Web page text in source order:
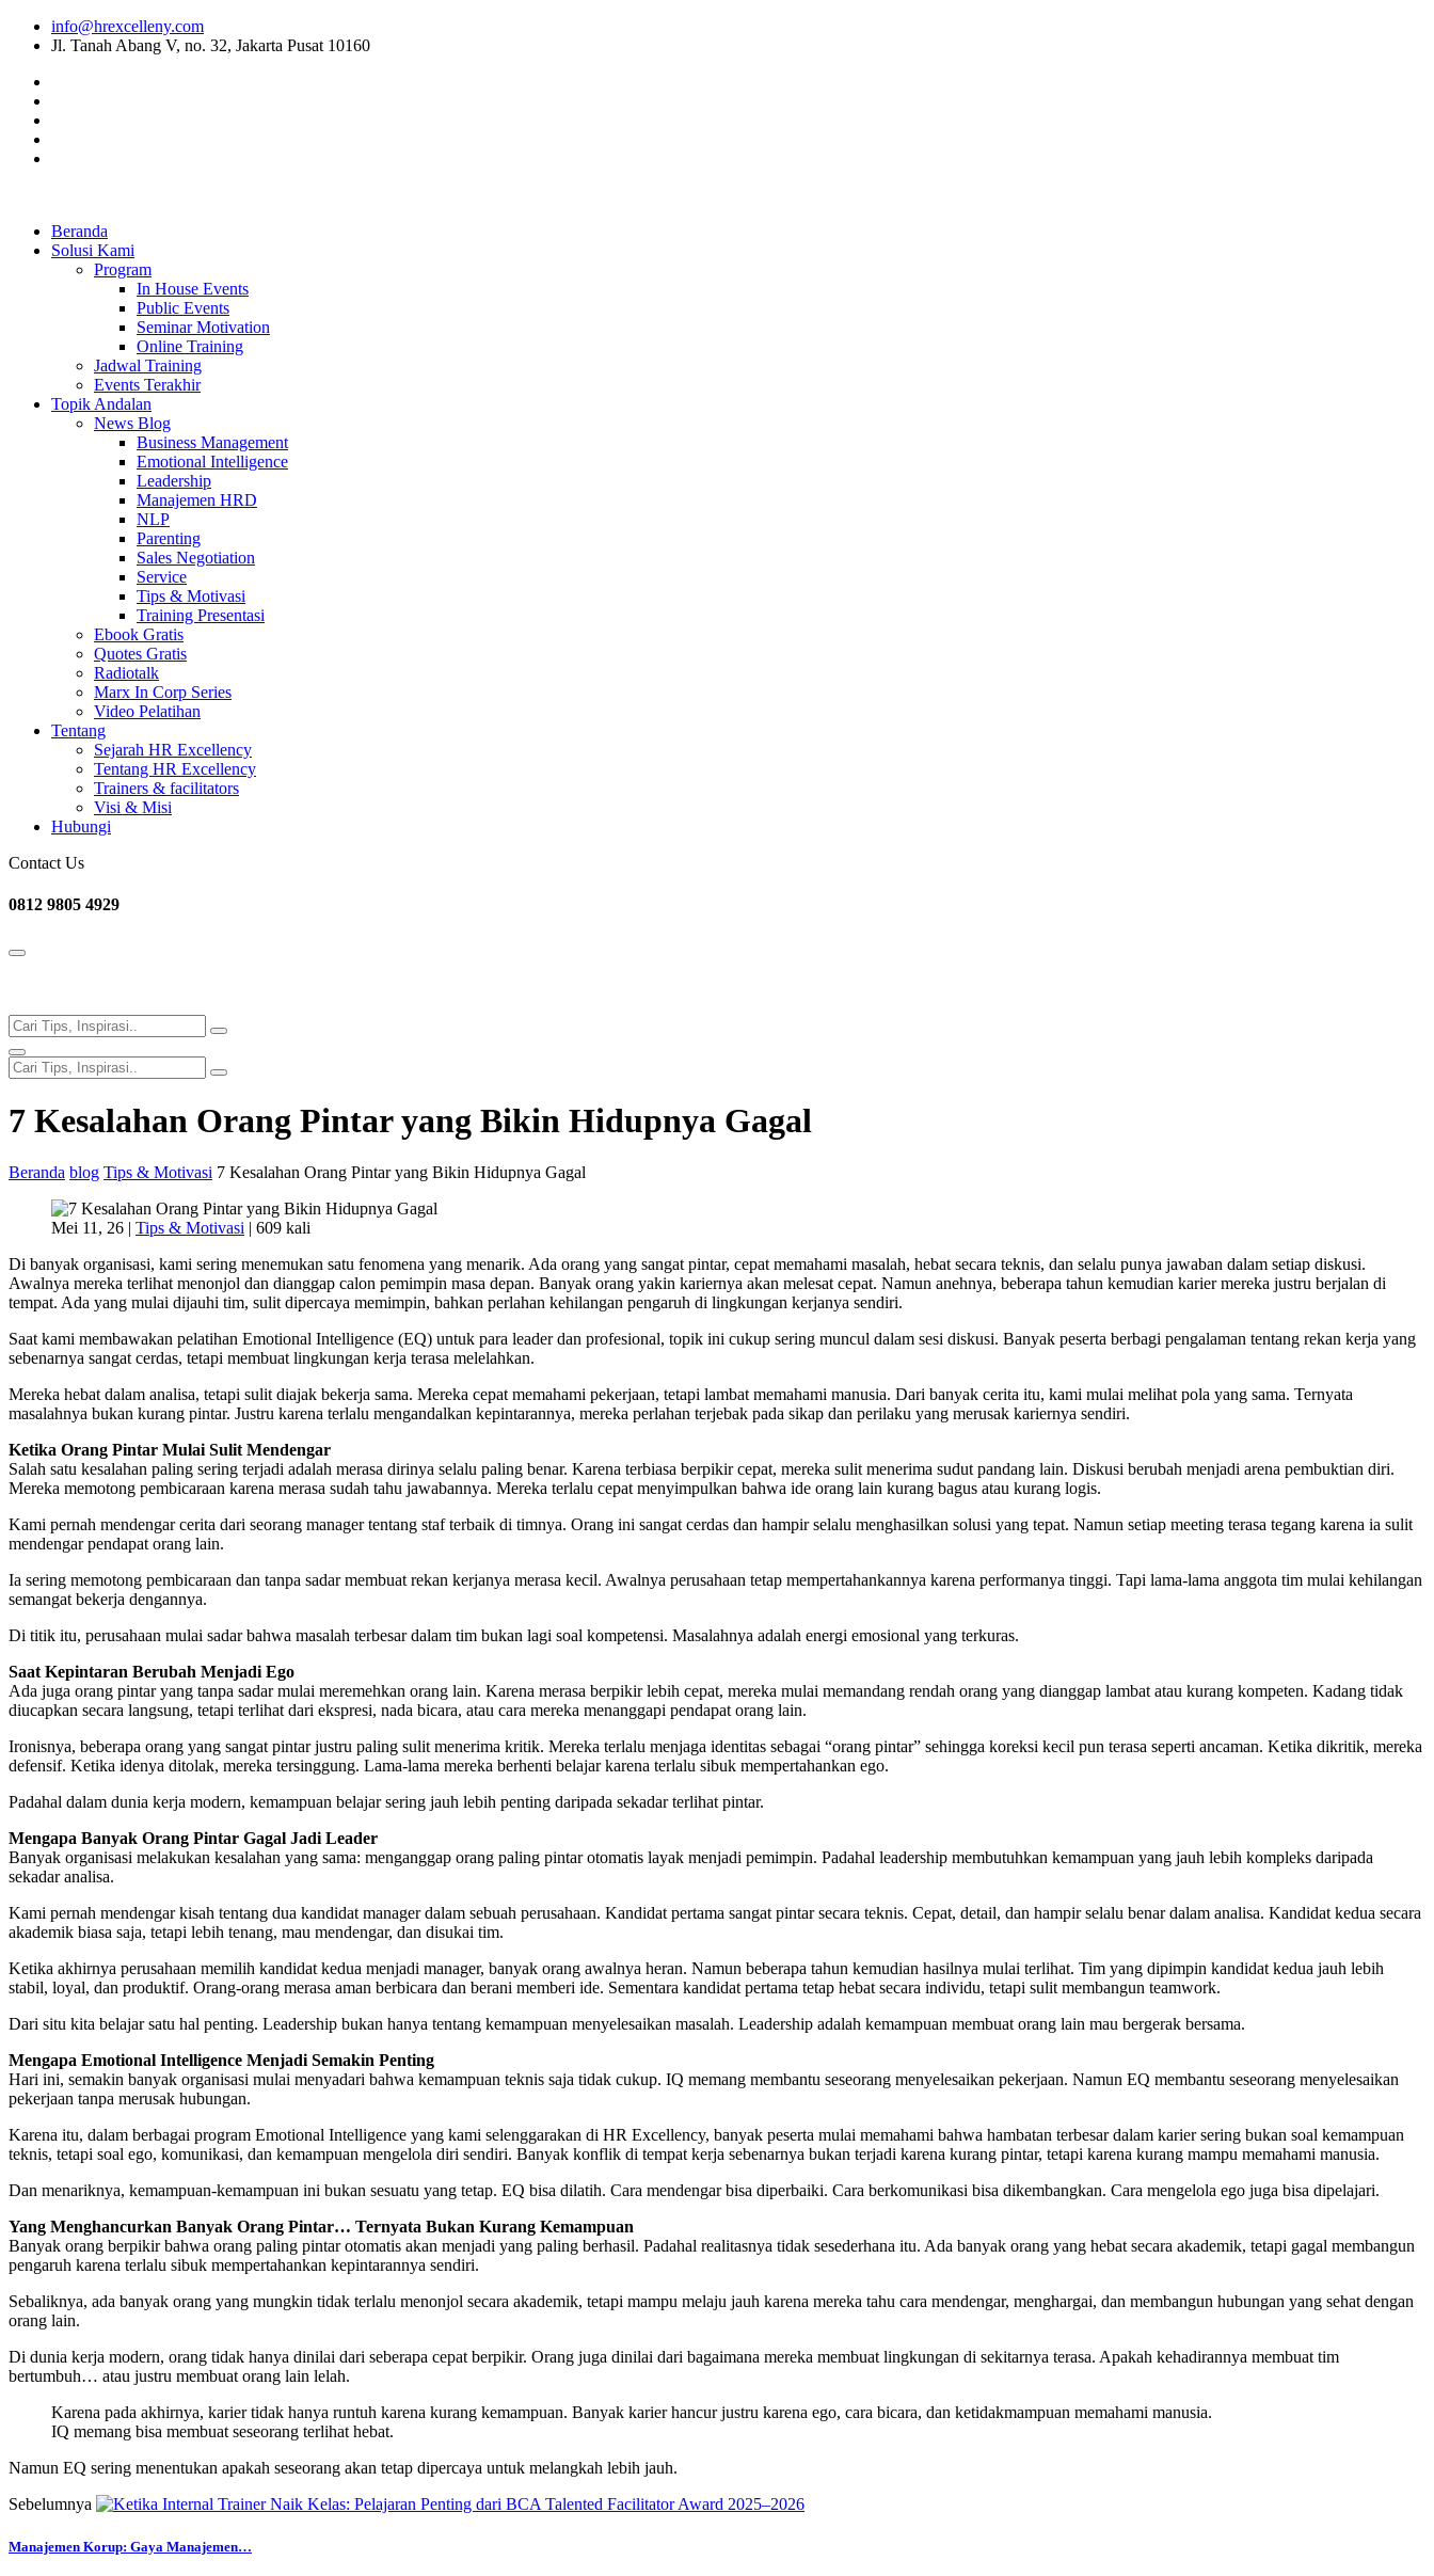
info@hrexcelleny.com
Jl. Tanah Abang V, no. 32, Jakarta Pusat 10160
Beranda
Solusi Kami
Program
In House Events
Public Events
Seminar Motivation
Online Training
Jadwal Training
Events Terakhir
Topik Andalan
News Blog
Business Management
Emotional Intelligence
Leadership
Manajemen HRD
NLP
Parenting
Sales Negotiation
Service
Tips & Motivasi
Training Presentasi
Ebook Gratis
Quotes Gratis
Radiotalk
Marx In Corp Series
Video Pelatihan
Tentang
Sejarah HR Excellency
Tentang HR Excellency
Trainers & facilitators
Visi & Misi
Hubungi
Contact Us
0812 9805 4929
7 Kesalahan Orang Pintar yang Bikin Hidupnya Gagal
Beranda blog Tips & Motivasi 7 Kesalahan Orang Pintar yang Bikin Hidupnya Gagal
Mei 11, 26 | Tips & Motivasi | 609 kali
Di banyak organisasi, kami sering menemukan satu fenomena yang menarik. Ada orang yang sangat pintar, cepat memahami masalah, hebat secara teknis, dan selalu punya jawaban dalam setiap diskusi.
Awalnya mereka terlihat menonjol dan dianggap calon pemimpin masa depan. Banyak orang yakin kariernya akan melesat cepat. Namun anehnya, beberapa tahun kemudian karier mereka justru berjalan di
tempat. Ada yang mulai dijauhi tim, sulit dipercaya memimpin, bahkan perlahan kehilangan pengaruh di lingkungan kerjanya sendiri.
Saat kami membawakan pelatihan Emotional Intelligence (EQ) untuk para leader dan profesional, topik ini cukup sering muncul dalam sesi diskusi. Banyak peserta berbagi pengalaman tentang rekan kerja yang
sebenarnya sangat cerdas, tetapi membuat lingkungan kerja terasa melelahkan.
Mereka hebat dalam analisa, tetapi sulit diajak bekerja sama. Mereka cepat memahami pekerjaan, tetapi lambat memahami manusia. Dari banyak cerita itu, kami mulai melihat pola yang sama. Ternyata
masalahnya bukan kurang pintar. Justru karena terlalu mengandalkan kepintarannya, mereka perlahan terjebak pada sikap dan perilaku yang merusak kariernya sendiri.
Ketika Orang Pintar Mulai Sulit Mendengar
Salah satu kesalahan paling sering terjadi adalah merasa dirinya selalu paling benar. Karena terbiasa berpikir cepat, mereka sulit menerima sudut pandang lain. Diskusi berubah menjadi arena pembuktian diri.
Mereka memotong pembicaraan karena merasa sudah tahu jawabannya. Mereka terlalu cepat menyimpulkan bahwa ide orang lain kurang bagus atau kurang logis.
Kami pernah mendengar cerita dari seorang manager tentang staf terbaik di timnya. Orang ini sangat cerdas dan hampir selalu menghasilkan solusi yang tepat. Namun setiap meeting terasa tegang karena ia sulit
mendengar pendapat orang lain.
Ia sering memotong pembicaraan dan tanpa sadar membuat rekan kerjanya merasa kecil. Awalnya perusahaan tetap mempertahankannya karena performanya tinggi. Tapi lama-lama anggota tim mulai kehilangan
semangat bekerja dengannya.
Di titik itu, perusahaan mulai sadar bahwa masalah terbesar dalam tim bukan lagi soal kompetensi. Masalahnya adalah energi emosional yang terkuras.
Saat Kepintaran Berubah Menjadi Ego
Ada juga orang pintar yang tanpa sadar mulai meremehkan orang lain. Karena merasa berpikir lebih cepat, mereka mulai memandang rendah orang yang dianggap lambat atau kurang kompeten. Kadang tidak
diucapkan secara langsung, tetapi terlihat dari ekspresi, nada bicara, atau cara mereka menanggapi pendapat orang lain.
Ironisnya, beberapa orang yang sangat pintar justru paling sulit menerima kritik. Mereka terlalu menjaga identitas sebagai “orang pintar” sehingga koreksi kecil pun terasa seperti ancaman. Ketika dikritik, mereka
defensif. Ketika idenya ditolak, mereka tersinggung. Lama-lama mereka berhenti belajar karena terlalu sibuk mempertahankan ego.
Padahal dalam dunia kerja modern, kemampuan belajar sering jauh lebih penting daripada sekadar terlihat pintar.
Mengapa Banyak Orang Pintar Gagal Jadi Leader
Banyak organisasi melakukan kesalahan yang sama: menganggap orang paling pintar otomatis layak menjadi pemimpin. Padahal leadership membutuhkan kemampuan yang jauh lebih kompleks daripada
sekadar analisa.
Kami pernah mendengar kisah tentang dua kandidat manager dalam sebuah perusahaan. Kandidat pertama sangat pintar secara teknis. Cepat, detail, dan hampir selalu benar dalam analisa. Kandidat kedua secara
akademik biasa saja, tetapi lebih tenang, mau mendengar, dan disukai tim.
Ketika akhirnya perusahaan memilih kandidat kedua menjadi manager, banyak orang awalnya heran. Namun beberapa tahun kemudian hasilnya mulai terlihat. Tim yang dipimpin kandidat kedua jauh lebih
stabil, loyal, dan produktif. Orang-orang merasa aman berbicara dan berani memberi ide. Sementara kandidat pertama tetap hebat secara individu, tetapi sulit membangun teamwork.
Dari situ kita belajar satu hal penting. Leadership bukan hanya tentang kemampuan menyelesaikan masalah. Leadership adalah kemampuan membuat orang lain mau bergerak bersama.
Mengapa Emotional Intelligence Menjadi Semakin Penting
Hari ini, semakin banyak organisasi mulai menyadari bahwa kemampuan teknis saja tidak cukup. IQ memang membantu seseorang menyelesaikan pekerjaan. Namun EQ membantu seseorang menyelesaikan
pekerjaan tanpa merusak hubungan.
Karena itu, dalam berbagai program Emotional Intelligence yang kami selenggarakan di HR Excellency, banyak peserta mulai memahami bahwa hambatan terbesar dalam karier sering bukan soal kemampuan
teknis, tetapi soal ego, komunikasi, dan kemampuan mengelola diri sendiri. Banyak konflik di tempat kerja sebenarnya bukan terjadi karena kurang pintar, tetapi karena kurang mampu memahami manusia.
Dan menariknya, kemampuan-kemampuan ini bukan sesuatu yang tetap. EQ bisa dilatih. Cara mendengar bisa diperbaiki. Cara berkomunikasi bisa dikembangkan. Cara mengelola ego juga bisa dipelajari.
Yang Menghancurkan Banyak Orang Pintar… Ternyata Bukan Kurang Kemampuan
Banyak orang berpikir bahwa orang paling pintar otomatis akan menjadi yang paling berhasil. Padahal realitasnya tidak sesederhana itu. Ada banyak orang yang hebat secara akademik, tetapi gagal membangun
pengaruh karena terlalu sibuk mempertahankan kepintarannya sendiri.
Sebaliknya, ada banyak orang yang mungkin tidak terlalu menonjol secara akademik, tetapi mampu melaju jauh karena mereka tahu cara mendengar, menghargai, dan membangun hubungan yang sehat dengan
orang lain.
Di dunia kerja modern, orang tidak hanya dinilai dari seberapa cepat berpikir. Orang juga dinilai dari bagaimana mereka membuat lingkungan di sekitarnya terasa. Apakah kehadirannya membuat tim
bertumbuh… atau justru membuat orang lain lelah.
Karena pada akhirnya, karier tidak hanya runtuh karena kurang kemampuan. Banyak karier hancur justru karena ego, cara bicara, dan ketidakmampuan memahami manusia.
IQ memang bisa membuat seseorang terlihat hebat.
Namun EQ sering menentukan apakah seseorang akan tetap dipercaya untuk melangkah lebih jauh.
Sebelumnya
Manajemen Korup: Gaya Manajemen…